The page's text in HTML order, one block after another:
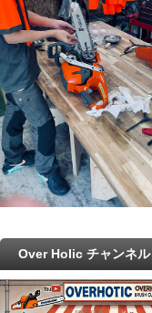
Over Holic チャンネル